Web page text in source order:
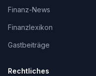
Finanz-News
Finanzlexikon
Gastbeiträge
Rechtliches